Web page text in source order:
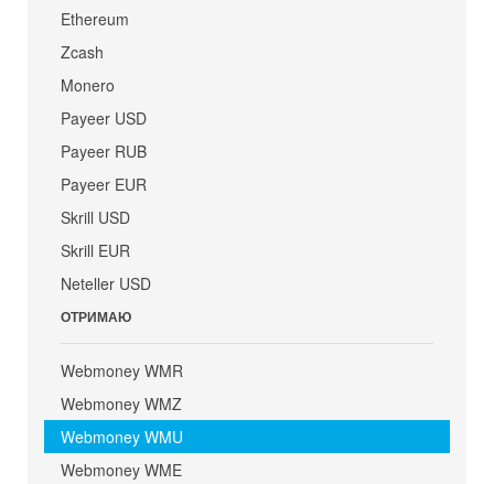
Ethereum
Zcash
Monero
Payeer USD
Payeer RUB
Payeer EUR
Skrill USD
Skrill EUR
Neteller USD
ОТРИМАЮ
Webmoney WMR
Webmoney WMZ
Webmoney WMU
Webmoney WME